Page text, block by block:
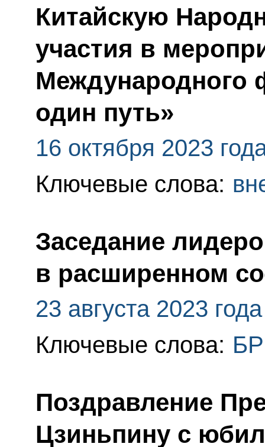
Китайскую
участия в
Международного
один путь»
16 октября 2023
Ключевые слова:
Заседание
в расширенном
23 августа 2023 года
Ключевые слова:
Поздравление
Цзиньпину с